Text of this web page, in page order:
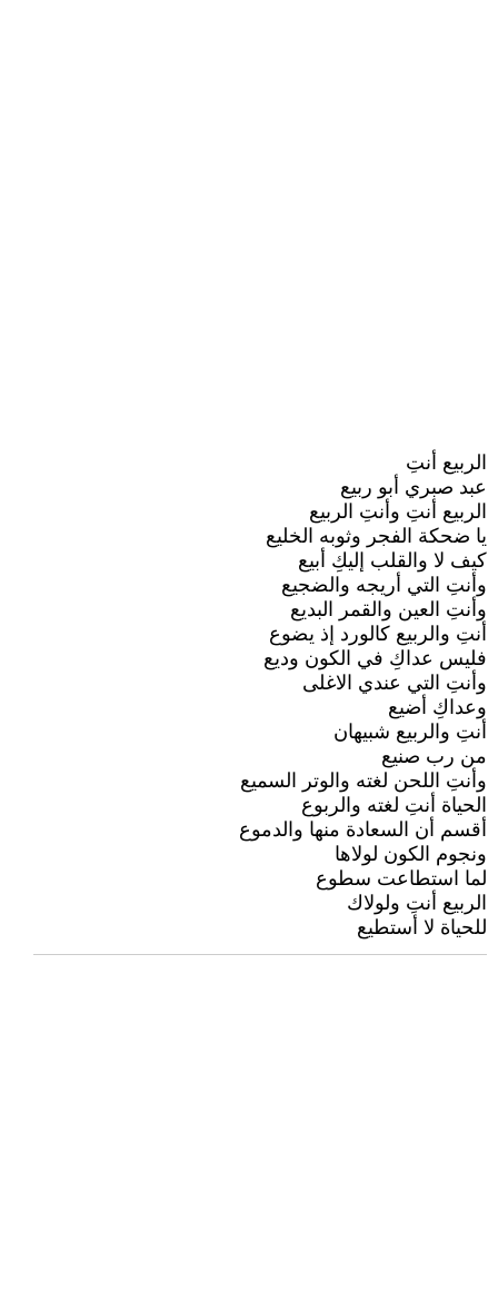
الربيع أنتِ
عبد صبري أبو ربيع
الربيع أنتِ وأنتِ الربيع
يا ضحكة الفجر وثوبه الخليع
كيف لا والقلب إليكِ أبيع
وأنتِ التي أريجه والضجيع
وأنتِ العين والقمر البديع
أنتِ والربيع كالورد إذ يضوع
فليس عداكِ في الكون وديع
وأنتِ التي عندي الاغلى
وعداكِ أضيع
أنتِ والربيع شبيهان
من رب صنيع
وأنتِ اللحن لغته والوتر السميع
الحياة أنتِ لغته والربوع
أقسم أن السعادة منها والدموع
ونجوم الكون لولاها
لما استطاعت سطوع
الربيع أنتِ ولولاك
للحياة لا أستطيع